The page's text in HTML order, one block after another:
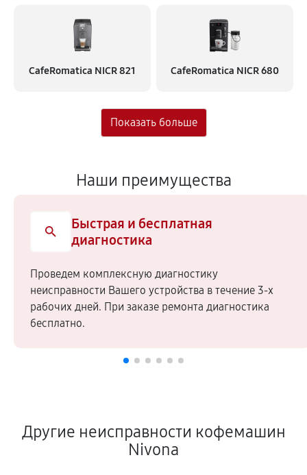
CafeRomatica NICR 821 CafeRomatica NICR 680
Наши преимущества
Быстрая и бесплатная
диагностика
Проведем комплексную диагностику
неисправности Вашего устройства в течение 3-х
рабочих дней. При заказе ремонта диагностика
бесплатно.
Другие неисправности кофемашин
Nivona